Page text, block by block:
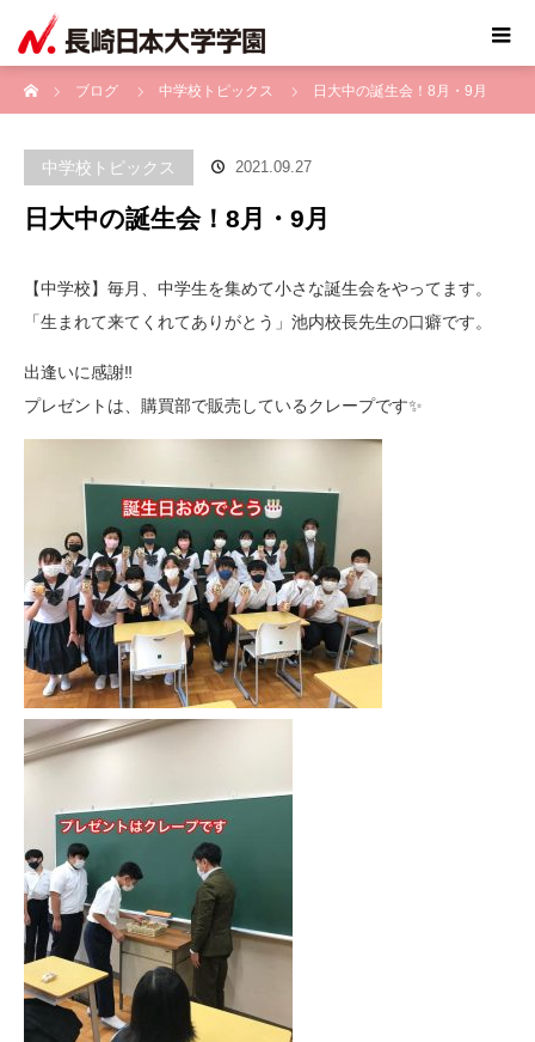
ブログ
中学校トピックス 日大中の誕生会！8月・9月
中学校トピックス 2021.09.27
日大中の誕生会！8月・9月
【中学校】毎月、中学生を集めて小さな誕生会をやってます。
「生まれて来てくれてありがとう」池内校長先生の口癖です。
出逢いに感謝‼️
プレゼントは、購買部で販売しているクレープです✨